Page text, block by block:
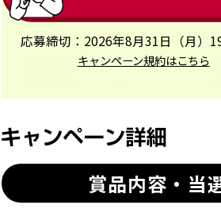
※本キャンペーン期間中に販売店にて正式
間に合うモデルに限ります。正式発注可能
店にお問い合わせください。
2026年4月16日(木)10:00～
2026年8月31日 (月) 19:00まで
※
ご応募は、お一人さま一度限りとさせて
ご応募はできません）
応募締切：2026年8月31日（月）
キャンペーン規約はこちら
賞品内容・当